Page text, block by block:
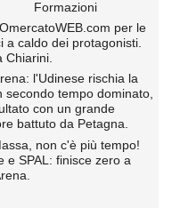
Formazioni
per le
a caldo dei protagonisti.
Chiarini.
l'Udinese rischia la
secondo tempo dominato,
con un grande
battuto da Petagna.
non c'è più tempo!
e SPAL: finisce zero a